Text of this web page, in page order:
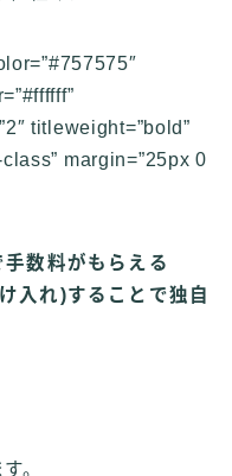
titleweight=”bold”
margin=”25px 0
数料がもらえる
入れ)することで独自
。